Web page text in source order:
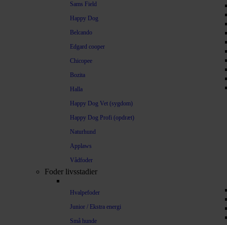
Sams Field
Happy Dog
Belcando
Edgard cooper
Chicopee
Bozita
Halla
Happy Dog Vet (sygdom)
Happy Dog Profi (opdræt)
Naturhund
Applaws
Vådfoder
Foder livsstadier
Hvalpefoder
Junior / Ekstra energi
Små hunde